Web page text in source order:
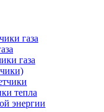
газа
газа
тепла
энергии